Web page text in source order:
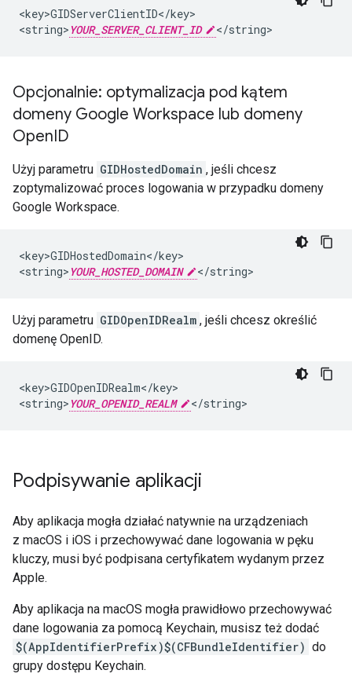
<key>GIDServerClientID</key>
<string> YOUR_SERVER_CLIENT_ID </string>
Opcjonalnie: optymalizacja pod kątem
domeny Google Workspace lub domeny
OpenID
Użyj parametru GIDHostedDomain , jeśli chcesz
zoptymalizować proces logowania w przypadku domeny
Google Workspace.
<key>GIDHostedDomain</key>
<string> YOUR_HOSTED_DOMAIN </string>
Użyj parametru GIDOpenIDRealm , jeśli chcesz określić
domenę OpenID.
<key>GIDOpenIDRealm</key>
<string> YOUR_OPENID_REALM </string>
Podpisywanie aplikacji
Aby aplikacja mogła działać natywnie na urządzeniach
z macOS i iOS i przechowywać dane logowania w pęku
kluczy, musi być podpisana certyfikatem wydanym przez
Apple.
Aby aplikacja na macOS mogła prawidłowo przechowywać
dane logowania za pomocą Keychain, musisz też dodać
$(AppIdentifierPrefix)$(CFBundleIdentifier) do
grupy dostępu Keychain.